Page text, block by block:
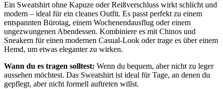
Ein Sweatshirt ohne Kapuze oder Reißverschluss wirkt schlicht und
modern – ideal für ein cleanes Outfit. Es passt perfekt zu einem
entspannten Bürotag, einem Wochenendausflug oder einem
ungezwungenen Abendessen. Kombiniere es mit Chinos und
Sneakern für einen modernen Casual-Look oder trage es über einem
Hemd, um etwas eleganter zu wirken.
Wann du es tragen solltest: Wenn du bequem, aber nicht zu leger
aussehen möchtest. Das Sweatshirt ist ideal für Tage, an denen du
gepflegt, aber nicht formell auftreten willst.